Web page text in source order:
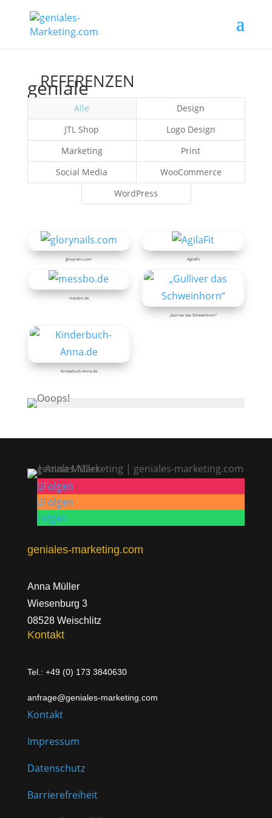
geniale
REFERENZEN
Alle
Design
JTL Shop
Logo Design
Marketing
Print
Social Media
WooCommerce
WordPress
glorynails.com AgilaFit
messbo.de
„Gulliver das Schweinhorn“
Kinderbuch-Anna.de
Folgen
Folgen
Folgen
geniales-marketing.com
Anna Müller
Wiesenburg 3
08528 Weischlitz
Kontakt
Tel.: +49 (0) 173 3840630
anfrage@geniales-marketing.com
Kontakt
Impressum
Datenschutz
Barrierefreiheit